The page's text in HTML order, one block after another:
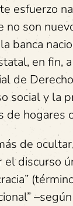
esfuerzo
no son
banca
en fin,
de
social y la
de hogares
ocultar,
discurso